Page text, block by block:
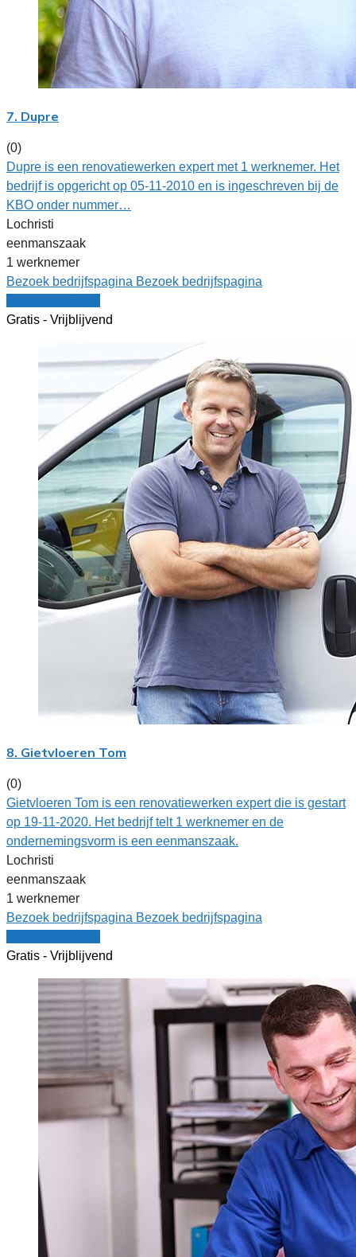
7. Dupre
(0)
Dupre is een renovatiewerken expert met 1 werknemer. Het
bedrijf is opgericht op 05-11-2010 en is ingeschreven bij de
KBO onder nummer…
Lochristi
eenmanszaak
1 werknemer
Bezoek bedrijfspagina Bezoek bedrijfspagina
Gratis - Vrijblijvend
8. Gietvloeren Tom
(0)
Gietvloeren Tom is een renovatiewerken expert die is gestart
op 19-11-2020. Het bedrijf telt 1 werknemer en de
ondernemingsvorm is een eenmanszaak.
Lochristi
eenmanszaak
1 werknemer
Bezoek bedrijfspagina Bezoek bedrijfspagina
Gratis - Vrijblijvend